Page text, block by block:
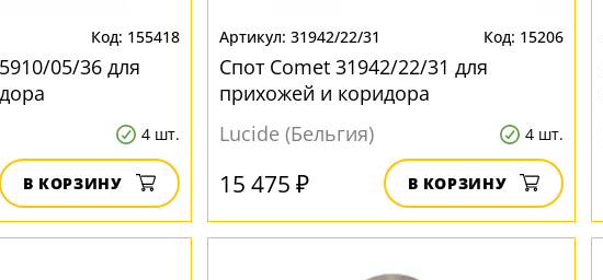
155418
05/36 для
4 шт.
В КОРЗИНУ
31942/22/31 15206
Спот Comet 31942/22/31 для
прихожей и коридора
Lucide (Бельгия)
4 шт.
15 475 ₽ В КОРЗИНУ